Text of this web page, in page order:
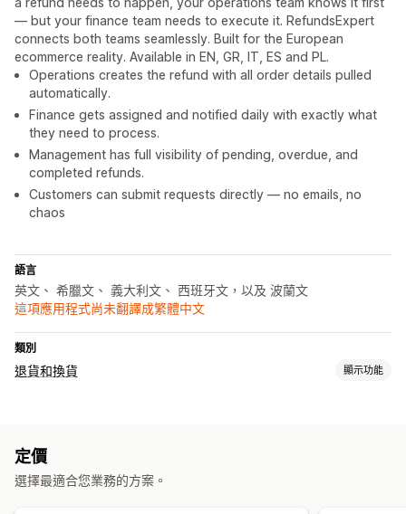
— but your finance team needs to execute it. RefundsExpert
connects both teams seamlessly. Built for the European
ecommerce reality. Available in EN, GR, IT, ES and PL.
Operations creates the refund with all order details pulled
automatically.
Finance gets assigned and notified daily with exactly what
they need to process.
Management has full visibility of pending, overdue, and
completed refunds.
Customers can submit requests directly — no emails, no
chaos
語言
英文、 希臘文、 義大利文、 西班牙文，以及 波蘭文
這項應用程式尚未翻譯成繁體中文
類別
退貨和換貨 顯示功能
定價
選擇最適合您業務的方案。